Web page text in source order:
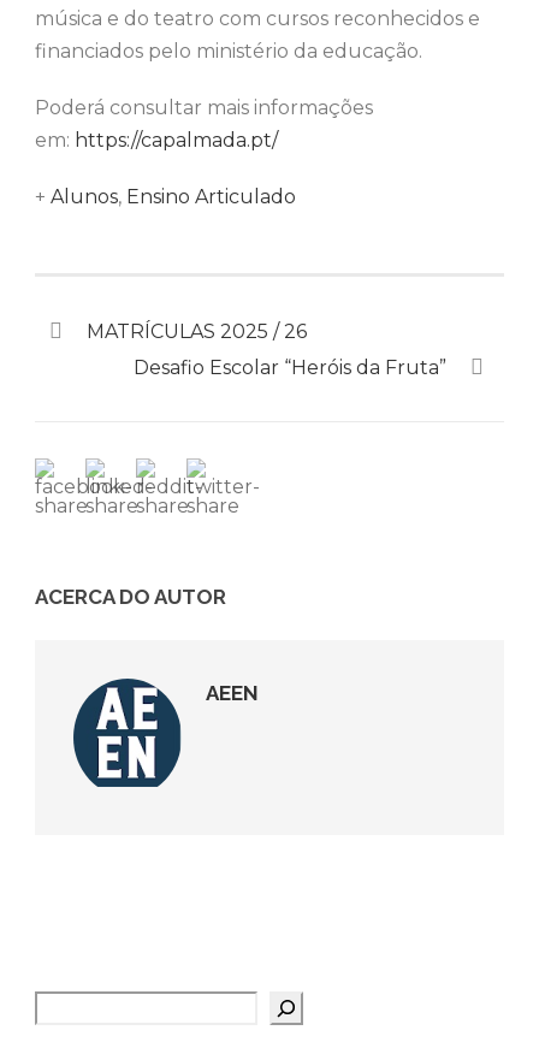
música e do teatro com cursos reconhecidos e
financiados pelo ministério da educação.
Poderá consultar mais informações
em: https://capalmada.pt/
+ Alunos, Ensino Articulado
MATRÍCULAS 2025 / 26
Desafio Escolar “Heróis da Fruta”
ACERCA DO AUTOR
AEEN